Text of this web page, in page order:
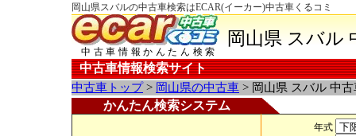
岡山県スバルの中古車検索はECAR(イーカー)中古車くるコミ
中古車情報かんたん検索
岡山県 スバル
中古車情報検索サイト
中古車トップ> 岡山県の中古車 > 岡山県 スバル 中古
かんたん検索システム
年式